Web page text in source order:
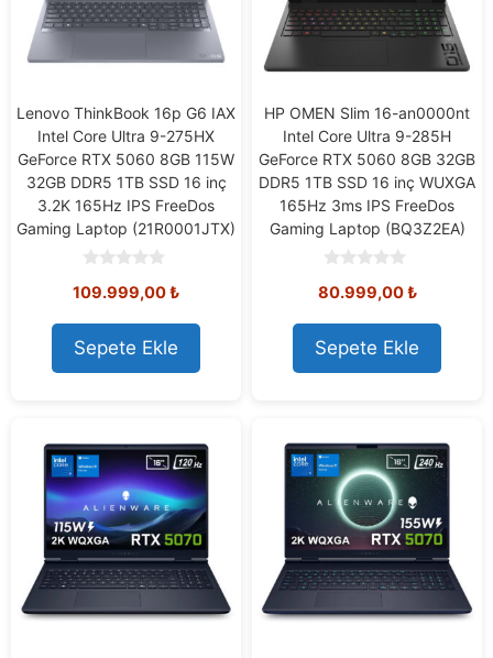
Lenovo ThinkBook 16p G6 IAX
Intel Core Ultra 9-275HX
GeForce RTX 5060 8GB 115W
32GB DDR5 1TB SSD 16 inç
3.2K 165Hz IPS FreeDos
Gaming Laptop (21R0001JTX)
o
t
o
f
5
109.999,00₺
Sepete Ekle
HP OMEN Slim 16-an0000nt
Intel Core Ultra 9-285H
GeForce RTX 5060 8GB 32GB
DDR5 1TB SSD 16 inç WUXGA
165Hz 3ms IPS FreeDos
Gaming Laptop (BQ3Z2EA)
o
t
o
f
5
80.999,00₺
Sepete Ekle